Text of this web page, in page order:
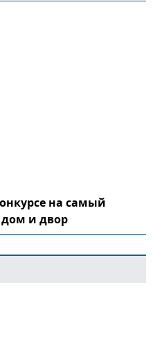
на самый
и двор